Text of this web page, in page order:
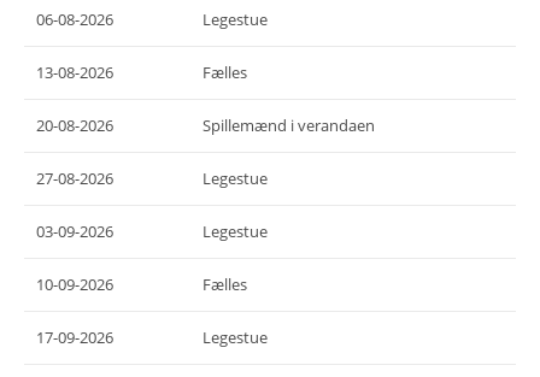
06-08-2026 Legestue
13-08-2026 Fælles
20-08-2026 Spillemænd i verandaen
27-08-2026 Legestue
03-09-2026 Legestue
10-09-2026 Fælles
17-09-2026 Legestue